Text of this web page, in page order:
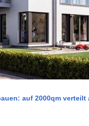
auf 2000qm verteilt